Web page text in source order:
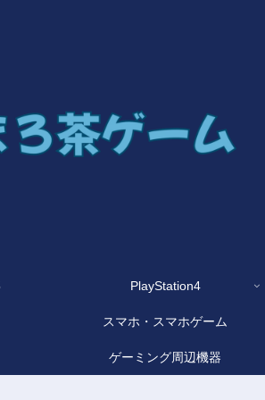
PlayStation4
スマホ・スマホゲーム
ゲーミング周辺機器